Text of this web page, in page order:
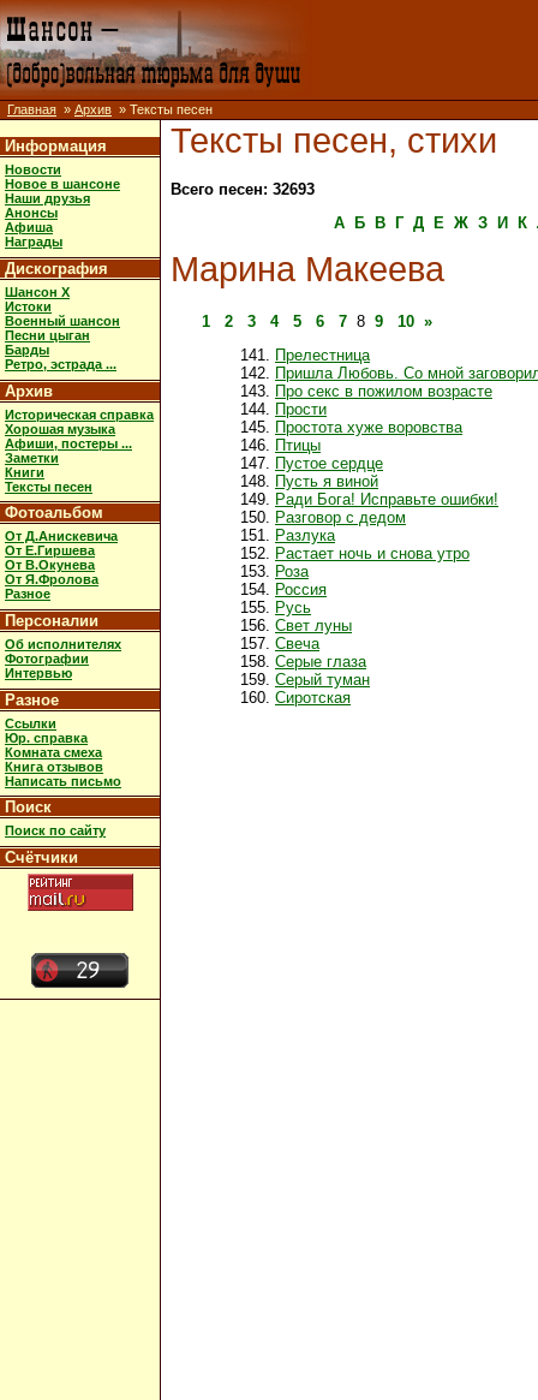
Главная » Архив » Тексты песен
Информация
Новости
Новое в шансоне
Наши друзья
Анонсы
Афиша
Награды
Дискография
Шансон X
Истоки
Военный шансон
Песни цыган
Барды
Ретро, эстрада ...
Архив
Историческая справка
Хорошая музыка
Афиши, постеры ...
Заметки
Книги
Тексты песен
Фотоальбом
От Д.Анискевича
От Е.Гиршева
От В.Окунева
От Я.Фролова
Разное
Персоналии
Об исполнителях
Фотографии
Интервью
Разное
Ссылки
Юр. справка
Комната смеха
Книга отзывов
Написать письмо
Поиск
Поиск по сайту
Счётчики
Тексты песен, стихи
Всего песен: 32693
А
Б В Г Д Е Ж З И К
Марина Макеева
1 2 3 4 5 6 7 8 9 10 »
Прелестница
Пришла Любовь. Со мной
Про секс в пожилом возрасте
Прости
Простота хуже воровства
Птицы
Пустое сердце
Пусть я виной
Ради Бога! Исправьте ошибки!
Разговор с дедом
Разлука
Растает ночь и снова утро
Роза
Россия
Русь
Свет луны
Свеча
Серые глаза
Серый туман
Сиротская